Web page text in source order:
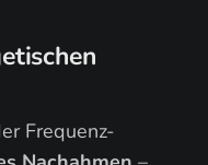
Frequenz-